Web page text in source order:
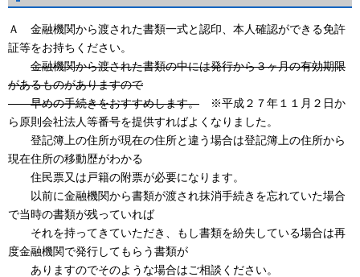
Ａ 金融機関から渡された書類一式と認印、本人確認ができる免許
証等をお持ちください。
金融機関から渡された書類の中には発行から３ヶ月の有効期限
があるものがありますので
早めの手続きをおすすめします。 ※平成２７年１１月２日か
ら原則会社法人等番号を提供すればよくなりました。
登記簿上の住所が現在の住所と違う場合は登記簿上の住所から
現在住所の移動歴がわかる
住民票又は戸籍の附票が必要になります。
以前に金融機関から書類が渡され抹消手続きを忘れていた場合
で当時の書類が残っていれば
それを持ってきていただき、もし書類を紛失している場合は再
度金融機関で発行してもらう書類が
ありますのでそのような場合はご相談ください。